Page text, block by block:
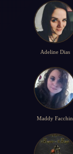
Adeline Dias
Maddy Facchin